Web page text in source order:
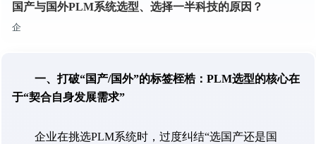
国产与国外PLM系统选型、选择一半科技的原因？
企
一、打破“国产/国外”的标签桎梏：PLM选型的核心在
于“契合自身发展需求”
企业在挑选PLM系统时，过度纠结“选国产还是国